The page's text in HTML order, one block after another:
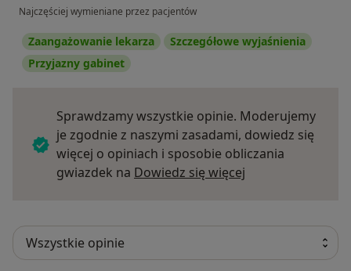
Najczęściej wymieniane przez pacjentów
Zaangażowanie lekarza
Szczegółowe wyjaśnienia
Przyjazny gabinet
Sprawdzamy wszystkie opinie. Moderujemy
je zgodnie z naszymi zasadami, dowiedz się
więcej o opiniach i sposobie obliczania
gwiazdek na Dowiedz się więcej